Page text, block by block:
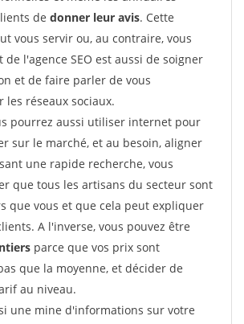
de donner leur avis. Cette
vous servir ou, au contraire, vous
de l'agence SEO est aussi de soigner
et de faire parler de vous
les réseaux sociaux.
pourrez aussi utiliser internet pour
sur le marché, et au besoin, aligner
une rapide recherche, vous
que tous les artisans du secteur sont
que vous et que cela peut expliquer
A l'inverse, vous pouvez être
parce que vos prix sont
que la moyenne, et décider de
au niveau.
une mine d'informations sur votre